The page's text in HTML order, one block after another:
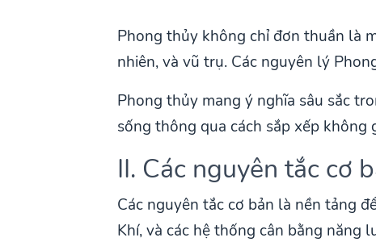
Phong thủy không chỉ đơn thuần là
nhiên, và vũ trụ. Các nguyên lý
Phong thủy mang ý nghĩa sâu sắc
sống thông qua cách sắp xếp
II. Các nguyên tắc cơ
Các nguyên tắc cơ bản là nền tảng
Khí, và các hệ thống cân bằng năng